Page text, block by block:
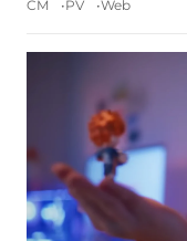
CM
PV Web